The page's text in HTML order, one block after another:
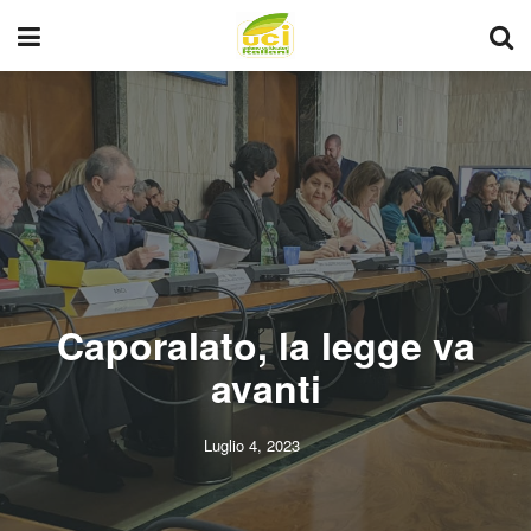
Caporalato, la legge va
avanti
Luglio 4, 2023